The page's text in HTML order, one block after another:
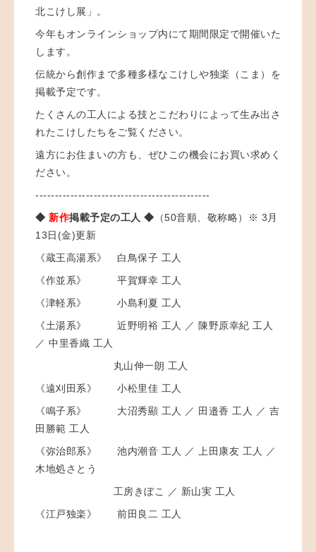
北こけし展」。
今年もオンラインショップ内にて期間限定で開催いた
します。
伝統から創作まで多種多様なこけしや独楽（こま）を
掲載予定です。
たくさんの工人による技とこだわりによって生み出さ
れたこけしたちをご覧ください。
遠方にお住まいの方も、ぜひこの機会にお買い求めく
ださい。
---------------------------------------------
◆ 新作掲載予定の工人 ◆ （50音順、敬称略）※ 3月
13日(金)更新
《蔵王高湯系》 白鳥保子 工人
《作並系》 平賀輝幸 工人
《津軽系》 小島利夏 工人
《土湯系》 近野明裕 工人 ／ 陳野原幸紀 工人
／ 中里香織 工人
丸山伸一朗 工人
《遠刈田系》 小松里佳 工人
《鳴子系》 大沼秀顯 工人 ／ 田邉香 工人 ／ 吉
田勝範 工人
《弥治郎系》 池内潮音 工人 ／ 上田康友 工人 ／
木地処さとう
工房きぼこ ／ 新山実 工人
《江戸独楽》 前田良二 工人